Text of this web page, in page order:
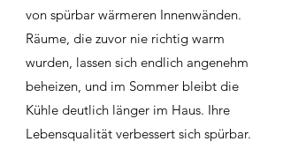
von spürbar wärmeren Innenwänden.
Räume, die zuvor nie richtig warm
wurden, lassen sich endlich angenehm
beheizen, und im Sommer bleibt die
Kühle deutlich länger im Haus. Ihre
Lebensqualität verbessert sich spürbar.